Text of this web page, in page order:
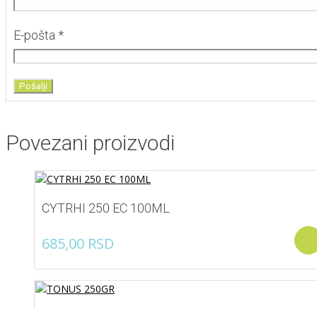
E-pošta *
Povezani proizvodi
CYTRHI 250 EC 100ML
685,00 RSD